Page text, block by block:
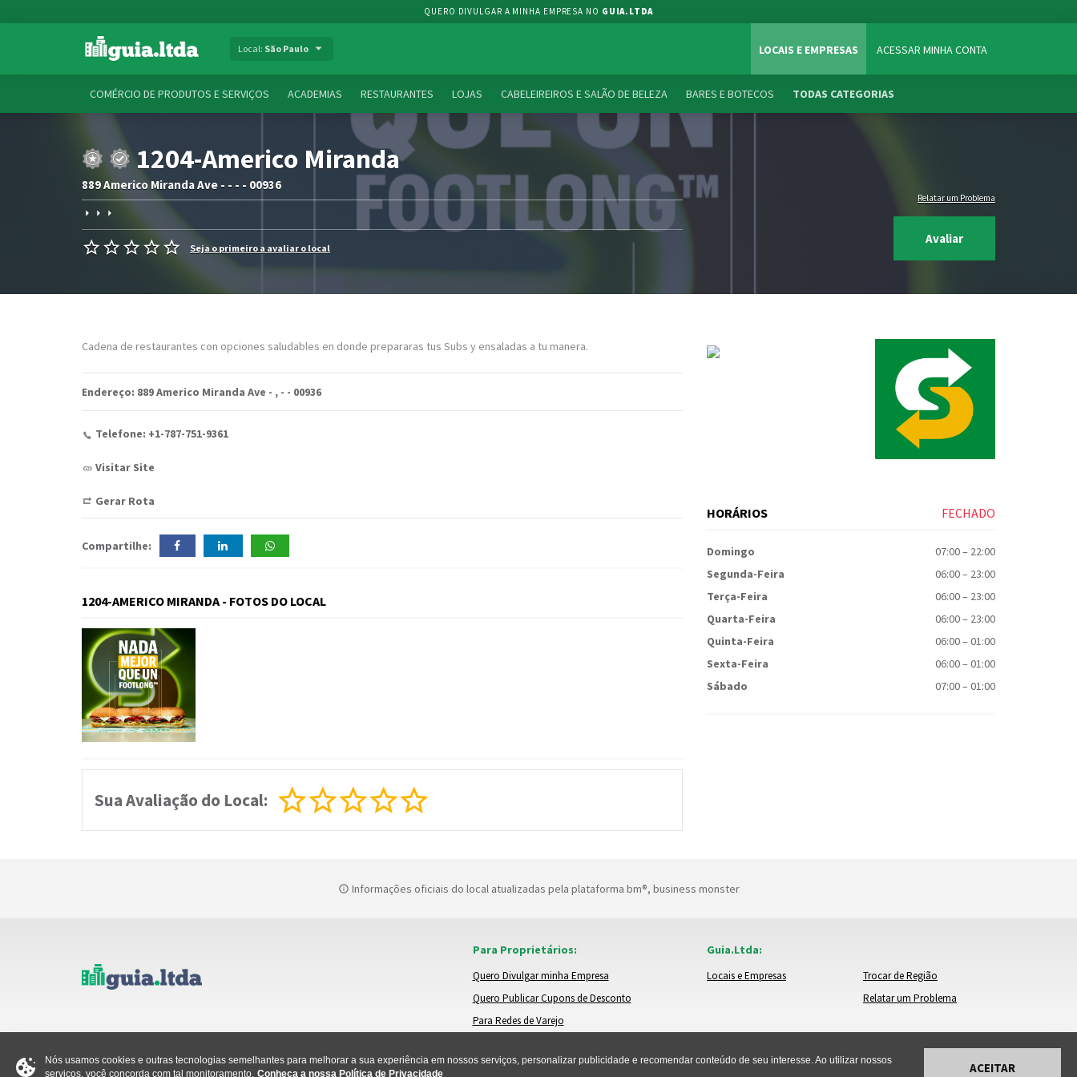
QUERO DIVULGAR A MINHA EMPRESA NO GUIA.LTDA
Local: São Paulo LOCAIS E EMPRESAS ACESSAR MINHA CONTA
COMÉRCIO DE PRODUTOS E SERVIÇOS ACADEMIAS RESTAURANTES LOJAS CABELEIREIROS E SALÃO DE BELEZA BARES E BOTECOS TODAS CATEGORIAS
1204-Americo Miranda
889 Americo Miranda Ave - - - - 00936
Seja o primeiro a avaliar o local
Relatar um Problema
Avaliar
Cadena de restaurantes con opciones saludables en donde prepararas tus Subs y ensaladas a tu manera.
Endereço: 889 Americo Miranda Ave - , - - 00936
Telefone: +1-787-751-9361
Visitar Site
Gerar Rota
Compartilhe:
1204-AMERICO MIRANDA - FOTOS DO LOCAL
Sua Avaliação do Local:
HORÁRIOS FECHADO
Domingo 07:00– 22:00
Segunda-Feira
06:00– 23:00
Terça-Feira
06:00– 23:00
Quarta-Feira
06:00– 23:00
Quinta-Feira
06:00– 01:00
Sexta-Feira
06:00– 01:00
Sábado
07:00– 01:00
Informações oficiais do local atualizadas pela plataforma bm®, business monster
Para Proprietários:
Quero Divulgar minha Empresa
Quero Publicar Cupons de Desconto
Para Redes de Varejo
Guia.Ltda:
Locais e Empresas
Trocar de Região
Relatar um Problema
Nós usamos cookies e outras tecnologias semelhantes para melhorar a sua experiência em nossos serviços, personalizar publicidade e recomendar conteúdo de seu interesse. Ao utilizar nossos
serviços, você concorda com tal monitoramento. Conheça a nossa Política de Privacidade ACEITAR